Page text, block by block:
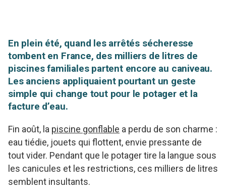
En plein été, quand les arrêtés sécheresse
tombent en France, des milliers de litres de
piscines familiales partent encore au caniveau.
Les anciens appliquaient pourtant un geste
simple qui change tout pour le potager et la
facture d’eau.
Fin août, la piscine gonflable a perdu de son charme :
eau tiédie, jouets qui flottent, envie pressante de
tout vider. Pendant que le potager tire la langue sous
les canicules et les restrictions, ces milliers de litres
semblent insultants.